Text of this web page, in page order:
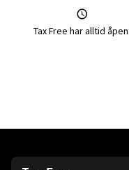
Tax Free har alltid